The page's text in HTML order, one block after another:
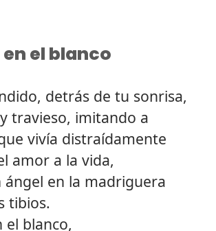
el blanco
detrás de tu sonrisa,
travieso, imitando a
vivía distraídamente
amor a la vida,
ángel en la madriguera
tibios.
el blanco,